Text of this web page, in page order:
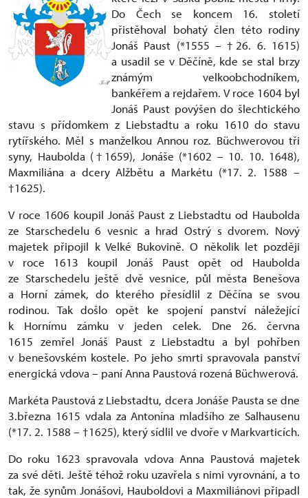
Do Čech se koncem 16. století
přistěhoval bohatý člen této rodiny
Jonáš Paust (*1555 – †26. 6. 1615)
a usadil se v Děčíně, kde se stal brzy
známým velkoobchodníkem,
bankéřem a rejdařem. V roce 1604 byl
Jonáš Paust povýšen do šlechtického
stavu s přídomkem z Liebstadtu a roku 1610 do stavu
rytířského. Měl s manželkou Annou roz. Büchwerovou tři
syny, Haubolda (†1659), Jonáše (*1602 – 10. 10. 1648),
Maxmiliána a dcery Alžbětu a Markétu (*17. 2. 1588 –
†1625).
V roce 1606 koupil Jonáš Paust z Liebstadtu od Haubolda
ze Starschedelu 6 vesnic a hrad Ostrý s dvorem. Nový
majetek připojil k Velké Bukovině. O několik let později
v roce 1613 koupil Jonáš Paust opět od Haubolda
ze Starschedelu ještě dvě vesnice, půl města Benešova
a Horní zámek, do kterého přesídlil z Děčína se svou
rodinou. Tak došlo opět ke spojení panství náležející
k Hornímu zámku v jeden celek. Dne 26. června
1615 zemřel Jonáš Paust z Liebstadtu a byl pohřben
v benešovském kostele. Po jeho smrti spravovala panství
energická vdova – paní Anna Paustová rozená Büchwerová.
Markéta Paustová z Liebstadtu, dcera Jonáše Pausta se dne
3.března 1615 vdala za Antonína mladšího ze Salhausenu
(*17. 2. 1588 – †1625), který sídlil ve dvoře v Markvarticích.
Do roku 1623 spravovala vdova Anna Paustová majetek
za své děti. Ještě téhož roku uzavřela s nimi vyrovnání, a to
tak, že synům Jonášovi, Hauboldovi a Maxmiliánovi připadl